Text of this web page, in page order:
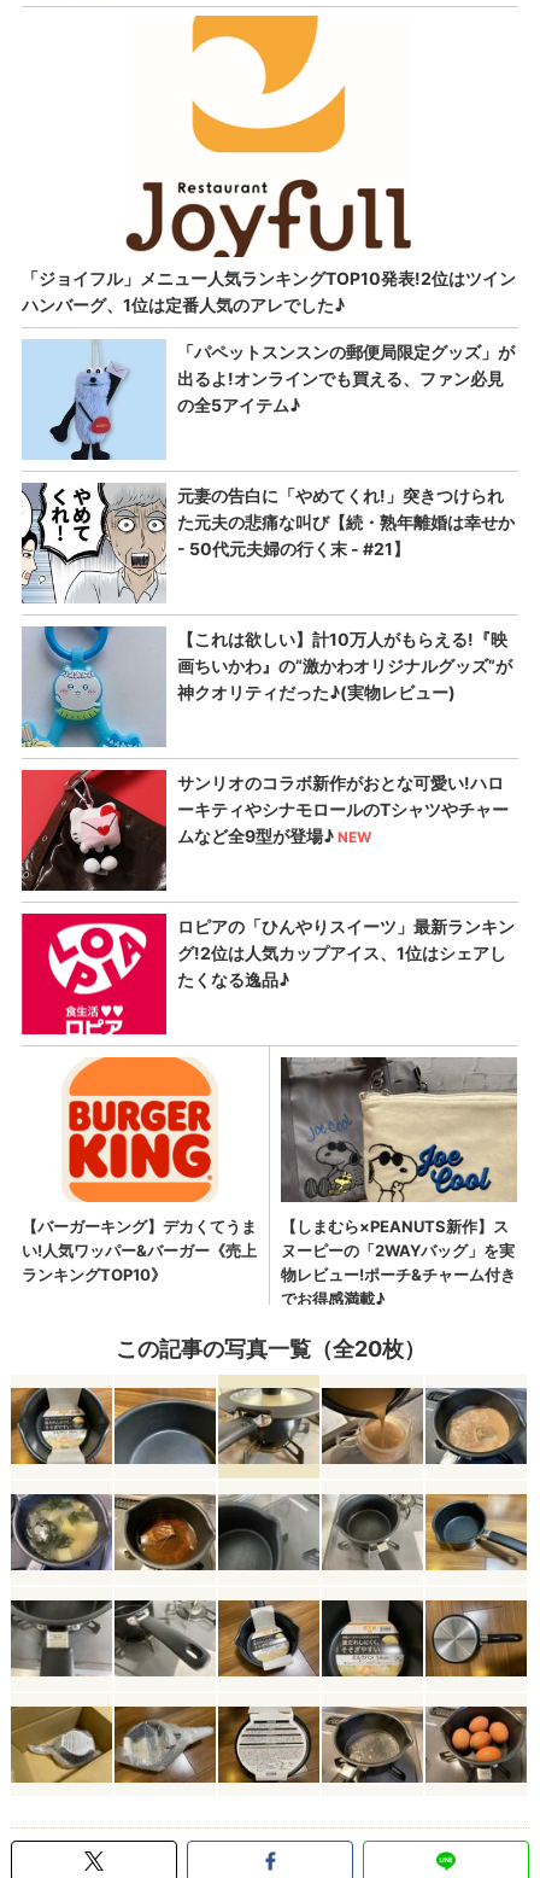
この記事の写真一覧（全20枚）